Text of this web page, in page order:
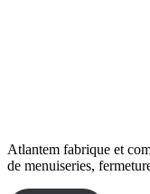
Atlantem fabrique et
de menuiseries,